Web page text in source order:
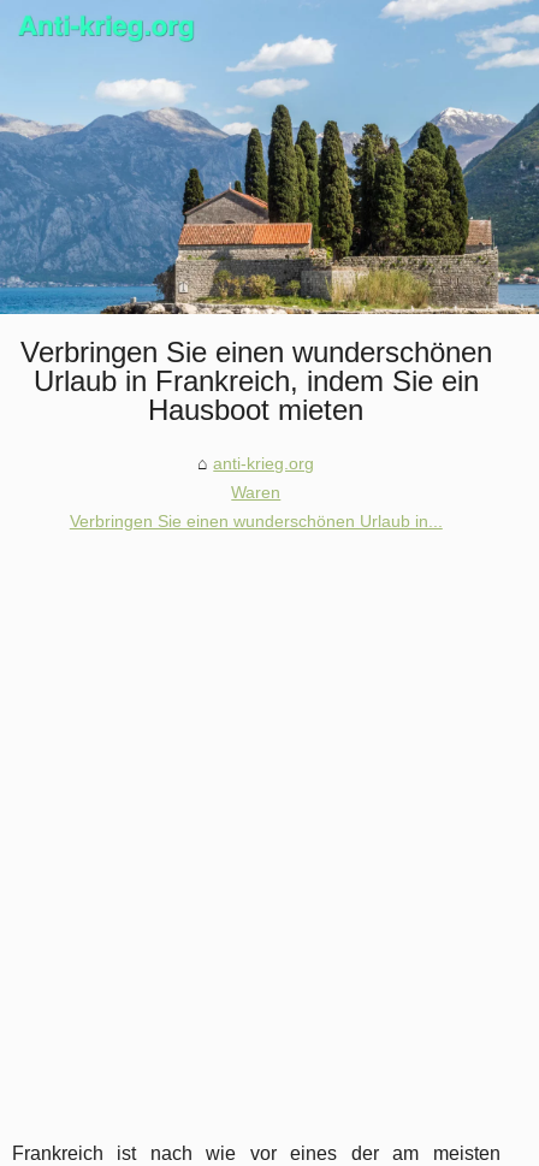
Verbringen Sie einen wunderschönen
Urlaub in Frankreich, indem Sie ein
Hausboot mieten
anti-krieg.org
Waren
Verbringen Sie einen wunderschönen Urlaub in...
Frankreich ist nach wie vor eines der am meisten